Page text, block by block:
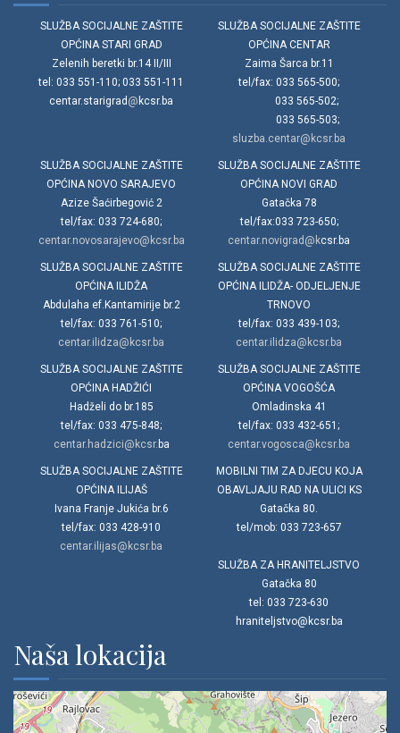
SLUŽBA SOCIJALNE ZAŠTITE
OPĆINA STARI GRAD
Zelenih beretki br.14 II/III
tel: 033 551-110; 033 551-111
centar.starigrad @ kcsr.ba
SLUŽBA SOCIJALNE ZAŠTITE
OPĆINA CENTAR
Zaima Šarca br.11
tel/fax: 033 565-500;
033 565-502;
033 565-503;
sluzba.centar@kcsr.ba
SLUŽBA SOCIJALNE ZAŠTITE
OPĆINA NOVO SARAJEVO
Azize Šaćirbegović 2
tel/fax: 033 724-680;
centar.novosarajevo@kcsr.ba
SLUŽBA SOCIJALNE ZAŠTITE
OPĆINA NOVI GRAD
Gatačka 78
tel/fax:033 723-650;
centar.novigrad@kcsr.ba
SLUŽBA SOCIJALNE ZAŠTITE
OPĆINA ILIDŽA
Abdulaha ef.Kantamirije br.2
tel/fax: 033 761-510;
centar.ilidza@kcsr.ba
SLUŽBA SOCIJALNE ZAŠTITE
OPĆINA ILIDŽA- ODJELJENJE
TRNOVO
tel/fax: 033 439-103;
centar.ilidza@kcsr.ba
SLUŽBA SOCIJALNE ZAŠTITE
OPĆINA HADŽIĆI
Hadželi do br.185
tel/fax: 033 475-848;
centar.hadzici@kcsr. ba
SLUŽBA SOCIJALNE ZAŠTITE
OPĆINA VOGOŠĆA
Omladinska 41
tel/fax: 033 432-651;
centar.vogosca@kcsr.ba
SLUŽBA SOCIJALNE ZAŠTITE
OPĆINA ILIJAŠ
Ivana Franje Jukića br.6
tel/fax: 033 428-910
centar.ilijas@kcsr.ba
MOBILNI TIM ZA DJECU KOJA
OBAVLJAJU RAD NA ULICI KS
Gatačka 80.
tel/mob: 033 723-657
SLUŽBA ZA HRANITELJSTVO
Gatačka 80
tel: 033 723-630
hraniteljstvo@kcsr.ba
Naša lokacija